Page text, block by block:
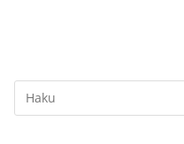
Search
this